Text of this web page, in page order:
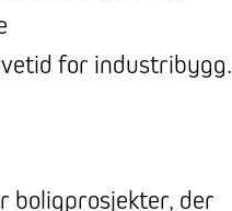
for industribygg.
boligprosjekter, der